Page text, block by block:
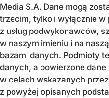
Media S.A. Dane mogą
trzecim, tylko i wyłącznie
z usług podwykonawców,
w naszym imieniu i na
bazami danych. Podmioty
danych, a powierzone
w celach wskazanych
z powyżej opisanych